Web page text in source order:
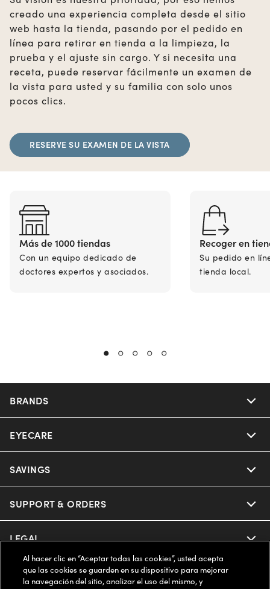
creado una experiencia completa desde el sitio
web hasta la tienda, pasando por el pedido en
línea para retirar en tienda a la limpieza, la
prueba y el ajuste sin cargo. Y si necesita una
receta, puede reservar fácilmente un examen de
la vista para usted y su familia con solo unos
pocos clics.
RESERVE SU EXAMEN DE LA VISTA
Más de 1000 tiendas
Con un equipo dedicado de
doctores expertos y asociados.
Recoger en
Su pedido en
tienda local.
BRANDS
Nuance Audio
Ray-Ban
Oakley
Oakley Meta
EYECARE
Our Eyeglasses
Our Sunglasses
Our Contact Lenses
Ray-Ban | Meta
SAVINGS
Offers & Discount
Insurance
FSA & HSA
SUPPORT & ORDERS
Help Center
Online Order Status
LEGAL
Privacy Policy
COMPANY INFO
Al hacer clic en “Aceptar todas las cookies”, usted acepta
que las cookies se guarden en su dispositivo para mejorar
la navegación del sitio, analizar el uso del mismo, y